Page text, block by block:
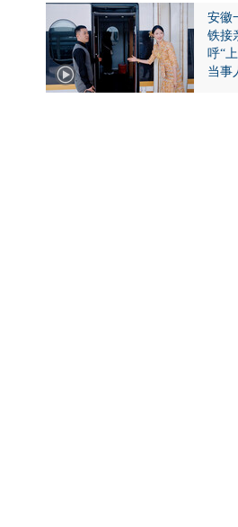
安徽
铁接
呼“
当事